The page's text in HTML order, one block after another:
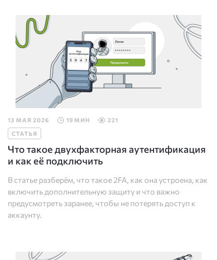
13 МАЯ 2026 19 МИН
221
СТАТЬЯ
Что такое двухфакторная аутентификация
и как её подключить
В статье разберём, что такое 2FA, как она устроена, как
включить дополнительную защиту и что важно
предусмотреть заранее, чтобы не потерять доступ к
аккаунту.